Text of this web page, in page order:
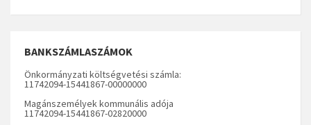
BANKSZÁMLASZÁMOK
Önkormányzati költségvetési számla:
11742094-15441867-00000000
Magánszemélyek kommunális adója
11742094-15441867-02820000